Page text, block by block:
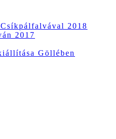
2018
2017
Göllében